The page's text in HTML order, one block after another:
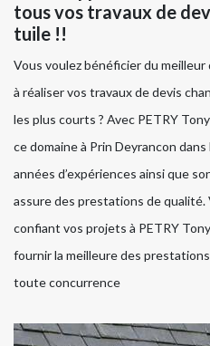
tous vos travaux de
tuile !!
Vous voulez bénéficier du
à réaliser vos travaux de devis
les plus courts ? Avec PETRY
ce domaine à Prin Deyrancon
années d’expériences ainsi que
assure des prestations de qualité.
confiant vos projets à PETRY Tony
fournir la meilleure des
toute concurrence